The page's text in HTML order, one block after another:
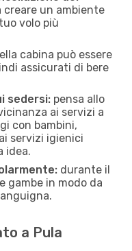
creare un ambiente
volo più
cabina può essere
assicurati di bere
sedersi: pensa allo
ai servizi a
con bambini,
servizi igienici
idea.
durante il
gambe in modo da
a Pula